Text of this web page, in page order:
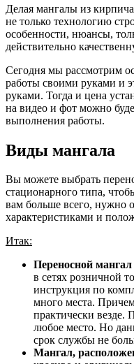
Делая мангалы из
не только технологию
особенности, нюансы,
действительно
Сегодня мы рассмотрим
работы своими руками и
руками. Тогда и цена
на видео и фот можно
выполнения работы.
Виды мангала
Вы можете выбрать
стационарного типа,
вам больше всего, нужно
характеристиками и
Итак:
Переносной мангал
в сетях розничной
инструкция по
много места.
практически везде.
любое место. Но
срок службы не
Мангал,